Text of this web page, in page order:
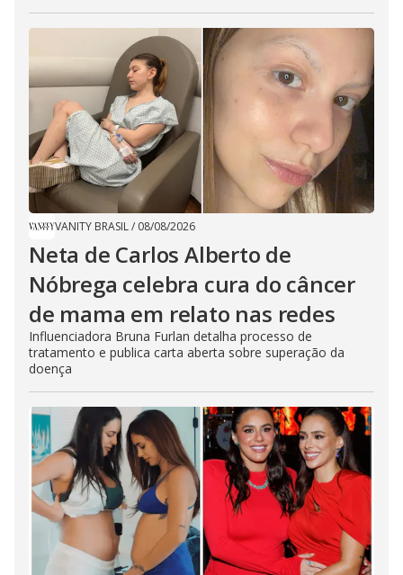
VANITY BRASIL/ 08/08/2026
Neta de Carlos Alberto de
Nóbrega celebra cura do câncer
de mama em relato nas redes
Influenciadora Bruna Furlan detalha processo de
tratamento e publica carta aberta sobre superação da
doença